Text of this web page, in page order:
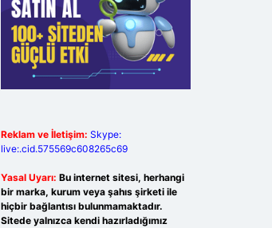
Reklam ve İletişim: Skype:
live:.cid.575569c608265c69
Yasal Uyarı: Bu internet sitesi, herhangi
bir marka, kurum veya şahıs şirketi ile
hiçbir bağlantısı bulunmamaktadır.
Sitede yalnızca kendi hazırladığımız